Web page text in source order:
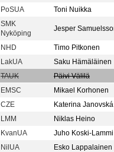
PoSUA Toni Nuikka
SMK
Nyköping
Jesper
NHD
Timo Pitkonen
LakUA
Saku Hämäläinen
TAUK
Päivi Välilä
EMSC
Mikael Korhonen
CZE
Katerina Janovská
LMM
Niklas Heino
KvanUA
Juho Koski-Lammi
NilUA
Esko Lappalainen